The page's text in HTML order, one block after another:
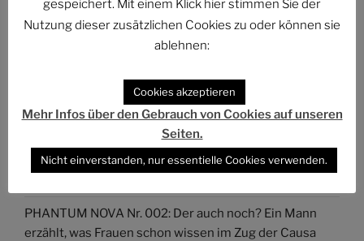
@phan.pro@phan.pro
NEUESTE ARTIKEL
PHANTUM NOVA Nr. 002: Der auch noch? Ein Mann
erzählt, was Frauen schon wissen im Zug der Causa
gespeichert. Mit einem Klick hier stimmen Sie der
Nutzung dieser zusätzlichen Cookies zu oder können sie
ablehnen:
Cookies akzeptieren
Mehr Infos über den Gebrauch von Cookies auf unseren
Seiten.
Nicht einverstanden, nur essentielle Cookies verwenden.